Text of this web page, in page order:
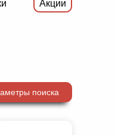
Акции
поиска